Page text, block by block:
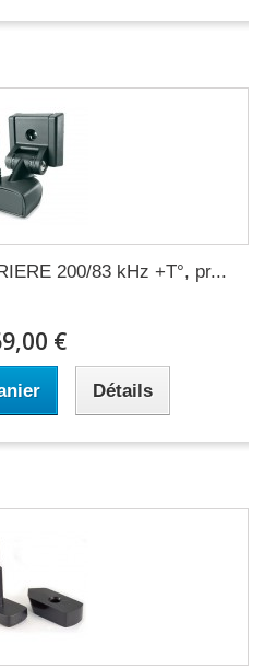
200/83 kHz +T°, pr...
€
Détails